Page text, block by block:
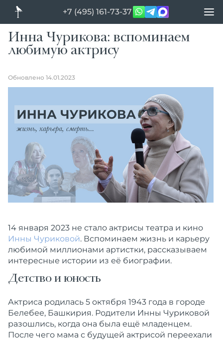
+7 (495) 161-73-37
Инна Чурикова: вспоминаем
любимую актрису
Обновлено 14.01.2023
14 января 2023 не стало актрисы театра и кино
Инны Чуриковой. Вспоминаем жизнь и карьеру
любимой миллионами артистки, рассказываем
интересные истории из её биографии.
Детство и юность
Актриса родилась 5 октября 1943 года в городе
Белебее, Башкирия. Родители Инны Чуриковой
разошлись, когда она была ещё младенцем.
После чего мама с будущей актрисой переехали